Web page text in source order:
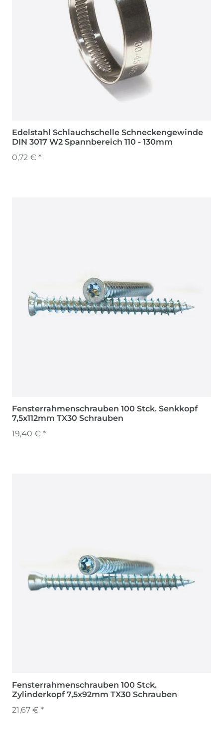
Edelstahl Schlauchschelle Schneckengewinde
DIN 3017 W2 Spannbereich 110 - 130mm
0,72 € *
Fensterrahmenschrauben 100 Stck. Senkkopf
7,5x112mm TX30 Schrauben
19,40 € *
Fensterrahmenschrauben 100 Stck.
Zylinderkopf 7,5x92mm TX30 Schrauben
21,67 € *